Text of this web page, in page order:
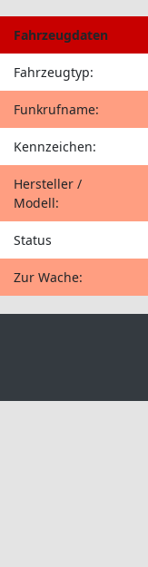
Fahrzeugdaten
Fahrzeugtyp:
Funkrufname:
Kennzeichen:
Hersteller /
Modell:
Status
Zur Wache: